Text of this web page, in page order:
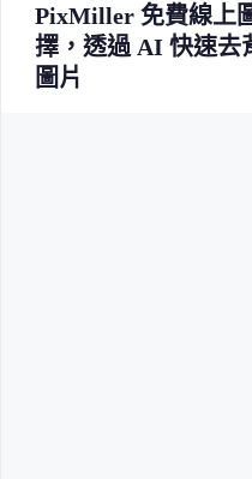
PixMiller 免費線上
擇，透過 AI 快速去
圖片